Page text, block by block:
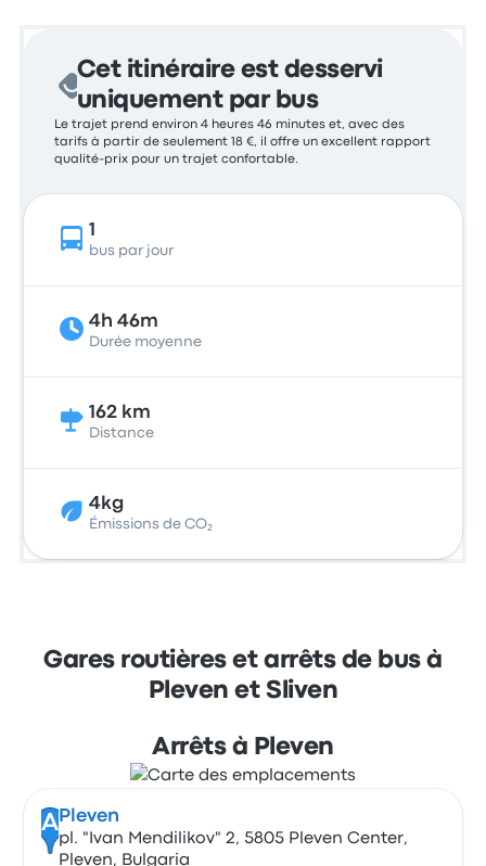
Cet itinéraire est desservi
uniquement par bus
Le trajet prend environ 4 heures 46 minutes et, avec des
tarifs à partir de seulement 18 €, il offre un excellent rapport
qualité-prix pour un trajet confortable.
1
bus par jour
4h 46m
Durée moyenne
162 km
Distance
4kg
Émissions de CO₂
Gares routières et arrêts de bus à
Pleven et Sliven
Arrêts à Pleven
A Pleven
pl. "Ivan Mendilikov" 2, 5805 Pleven Center,
Pleven, Bulgaria